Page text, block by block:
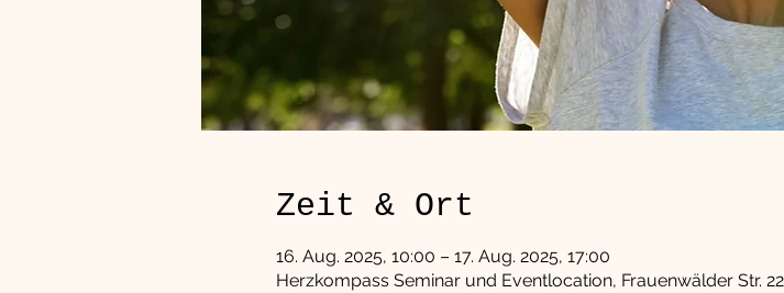
Zeit & Ort
16. Aug. 2025, 10:00 – 17. Aug. 2025, 17:00
Herzkompass Seminar und Eventlocation, Frauenwälder Str.